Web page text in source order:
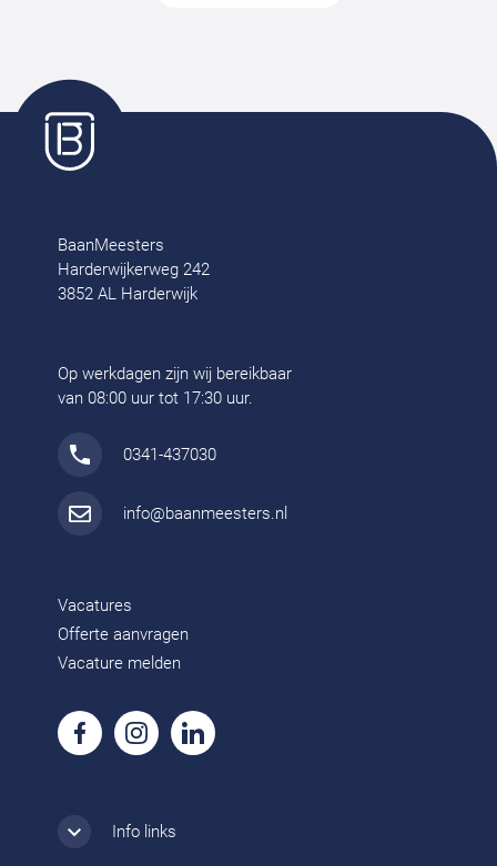
BaanMeesters
Harderwijkerweg 242
3852 AL Harderwijk
Op werkdagen zijn wij bereikbaar
van 08:00 uur tot 17:30 uur.
0341-437030
info@baanmeesters.nl
Vacatures
Offerte aanvragen
Vacature melden
Info links